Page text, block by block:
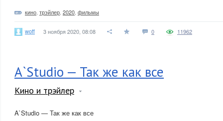
кино трэйлер 2020 фильмы
woff 3 ноября 2020, 08:08 0 11962
A`Studio — Так же как все
Кино и трэйлер
A`Studio — Так же как все